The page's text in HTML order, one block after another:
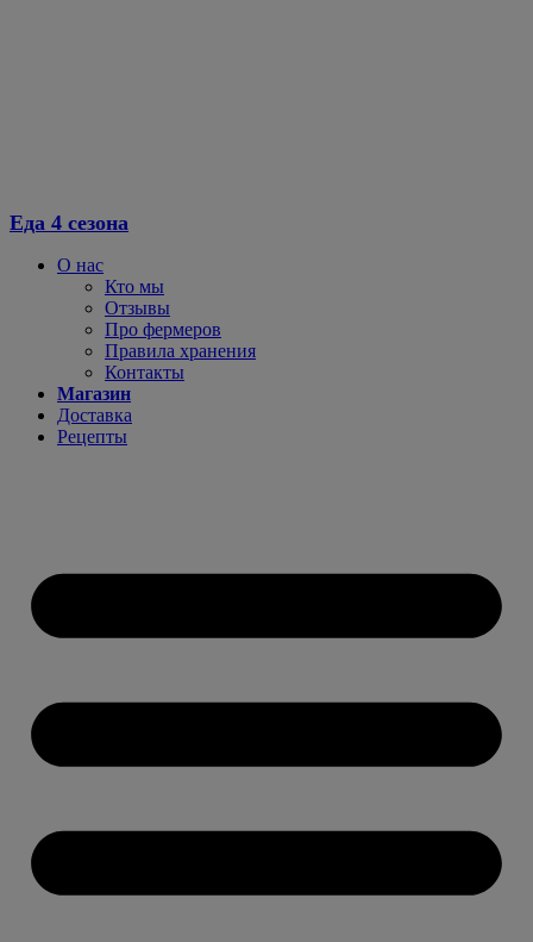
Еда 4 сезона
О нас
Кто мы
Отзывы
Про фермеров
Правила хранения
Контакты
Магазин
Доставка
Рецепты